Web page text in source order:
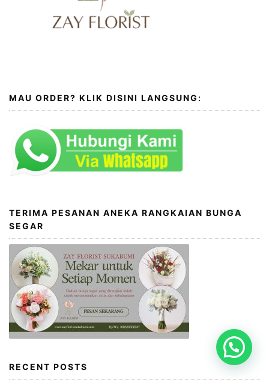
MAU ORDER? KLIK DISINI LANGSUNG:
TERIMA PESANAN ANEKA RANGKAIAN BUNGA
SEGAR
RECENT POSTS